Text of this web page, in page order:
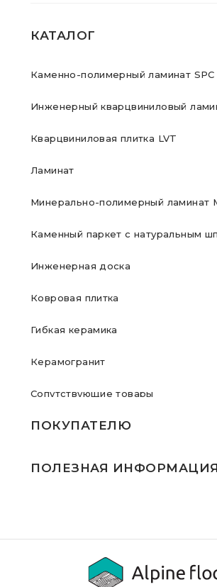
КАТАЛОГ
Каменно-полимерный ламинат SPC
Инженерный кварцвиниловый
Кварцвиниловая плитка LVT
Ламинат
Минерально-полимерный ламинат
Каменный паркет с натуральным
Инженерная доска
Ковровая плитка
Гибкая керамика
Керамогранит
Сопутствующие товары
ПОКУПАТЕЛЮ
Где купить
Выполненные проекты
ПОЛЕЗНАЯ ИНФОРМАЦИЯ
Видеообзоры
Для дилеров